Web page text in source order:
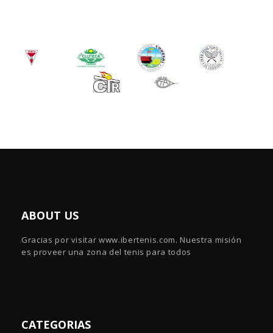
ABOUT US
Gracias por visitar www.ibertenis.com. Nuestra misión
es proveer una zona del tenis para todos
CATEGORIAS